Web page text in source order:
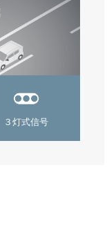
３灯式信号